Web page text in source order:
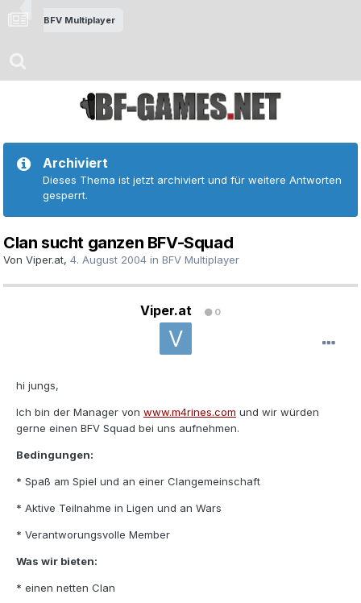
BFV Multiplayer
Archiviert
Dieses Thema ist jetzt archiviert und für weitere Antworten
gesperrt.
Clan sucht ganzen BFV-Squad
Von Viper.at, 4. August 2004 in BFV Multiplayer
Viper.at 0
hi jungs,
Ich bin der Manager von www.m4rines.com und wir würden
gerne einen BFV Squad bei uns aufnehmen.
Bedingungen:
* Spaß am Spiel und an einer Clangemeinschaft
* Aktive Teilnahme in Ligen und an Wars
* Verantworungsvolle Member
Was wir bieten:
* einen netten Clan